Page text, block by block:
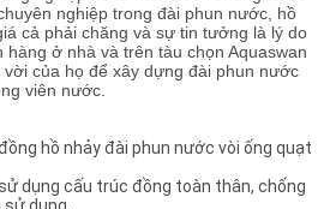
nghiệp trong đài phun nước, hồ
cả phải chăng và sự tin tưởng là lý do
ở nhà và trên tàu chọn Aquaswan
của họ để xây dựng đài phun nước
viên nước.
hồ nhảy đài phun nước vòi ống quạt
dụng cấu trúc đồng toàn thân, chống